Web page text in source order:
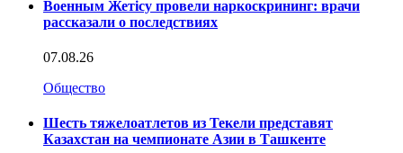
Военным Жетісу провели наркоскрининг: врачи
рассказали о последствиях
07.08.26
Общество
Шесть тяжелоатлетов из Текели представят
Казахстан на чемпионате Азии в Ташкенте